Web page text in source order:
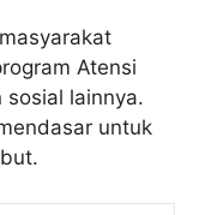
Atensi
sosial lainnya.
untuk